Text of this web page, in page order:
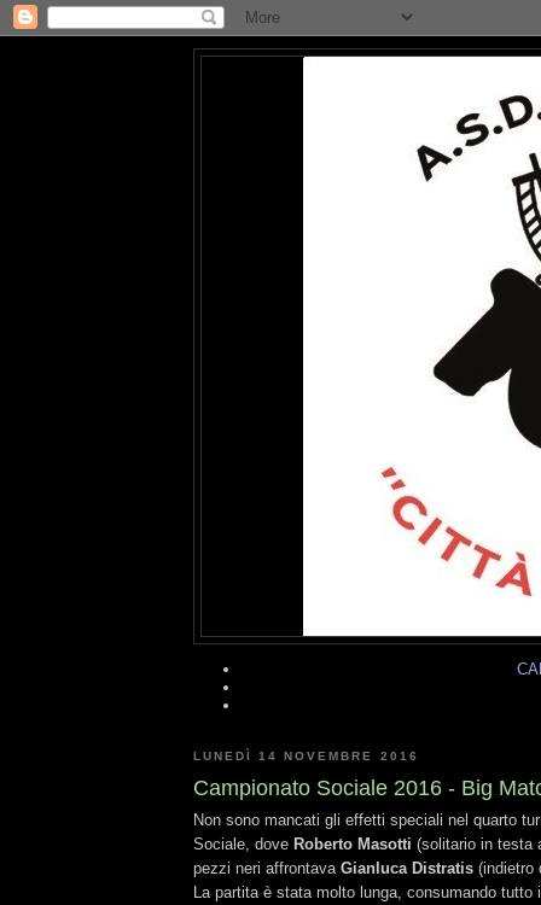
LUNEDÌ 14 NOVEMBRE 2016
Campionato Sociale 2016 - Big
Non sono mancati gli effetti speciali nel quarto
Sociale, dove Roberto Masotti (solitario in testa
pezzi neri affrontava Gianluca Distratis (indietro
La partita è stata molto lunga, consumando tutto